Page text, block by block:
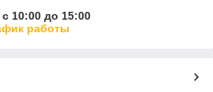
10:00 до 15:00
работы